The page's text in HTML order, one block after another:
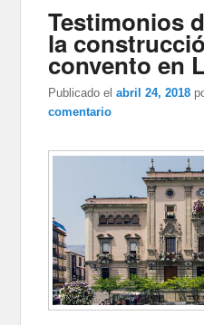
Testimonios
la
convento en
Publicado el abril 24, 2018
comentario